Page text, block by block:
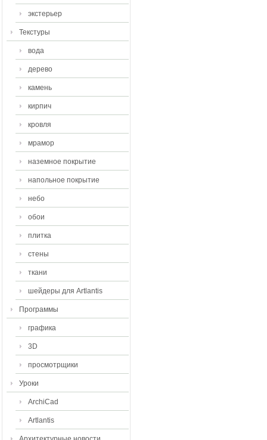
экстерьер
Текстуры
вода
дерево
камень
кирпич
кровля
мрамор
наземное покрытие
напольное покрытие
небо
обои
плитка
стены
ткани
шейдеры для Artlantis
Программы
графика
3D
просмотрщики
Уроки
ArchiCad
Artlantis